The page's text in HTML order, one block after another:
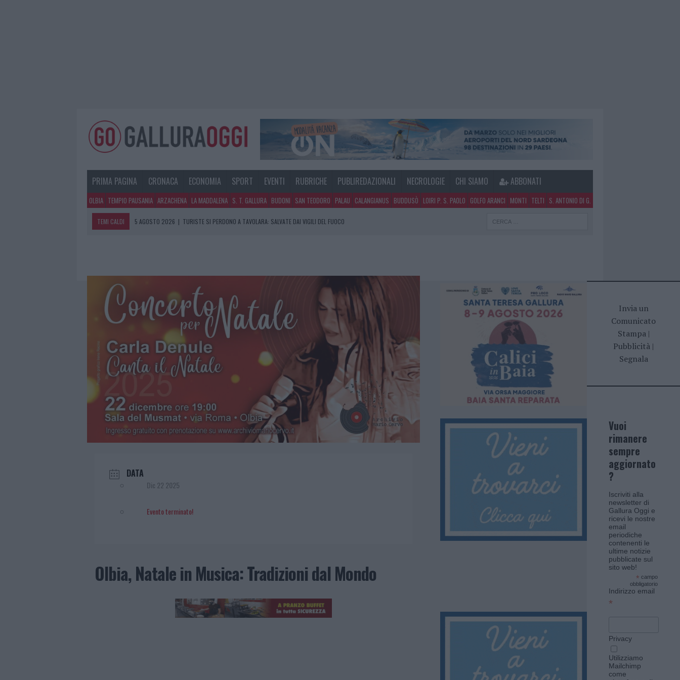
PRIMA PAGINA CRONACA ECONOMIA SPORT EVENTI RUBRICHE PUBLIREDAZIONALI NECROLOGIE CHI SIAMO ABBONATI
OLBIA TEMPIO PAUSANIA ARZACHENA LA MADDALENA S. T. GALLURA BUDONI SAN TEODORO PALAU CALANGIANUS BUDDUSÒ LOIRI P. S. PAOLO GOLFO ARANCI MONTI TELTI S. ANTONIO DI G.
TEMI CALDI 5 AGOSTO 2026 | METEO OLBIA 6 AGOSTO, MIGLIORA IL TEMPO IN GALLURA
5 AGOSTO 2026
TURISTE SI PERDONO A TAVOLARA: SALVATE DAI VIGILI DEL FUOCO
DATA
Dic 22 2025
Evento terminato!
Olbia, Natale in Musica: Tradizioni dal Mondo
Invia un
Comunicato
Stampa|
Pubblicità |
Segnala
Vuoi
rimanere
sempre
aggiornato
?
Iscriviti alla
newsletter di
Gallura Oggi e
ricevi le nostre
email
periodiche
contenenti le
ultime notizie
pubblicate sul
sito web!
* campo
obbligatorio
Indirizzo email
*
Privacy
Utilizziamo
Mailchimp
come